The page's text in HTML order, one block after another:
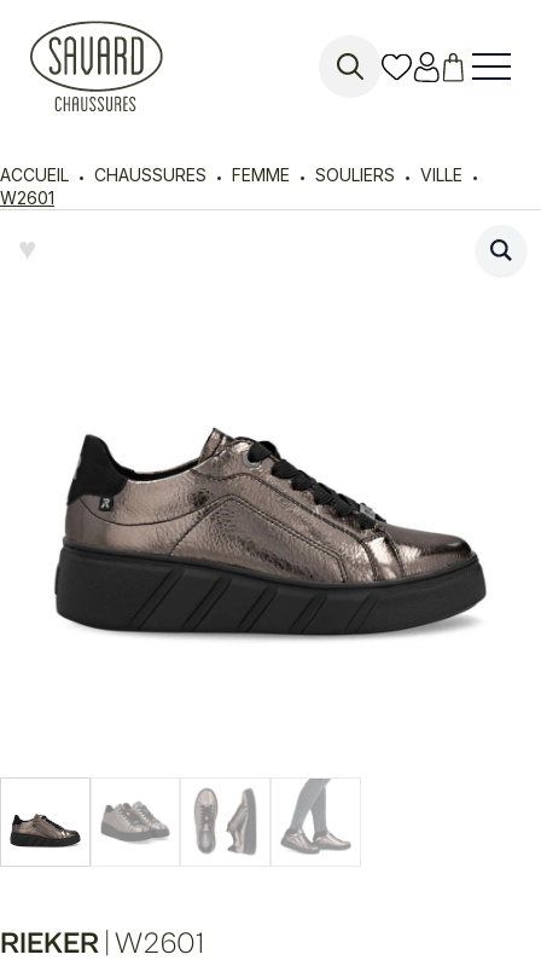
ACCUEIL CHAUSSURES FEMME SOULIERS
VILLE
W2601
♥︎
RIEKER W2601